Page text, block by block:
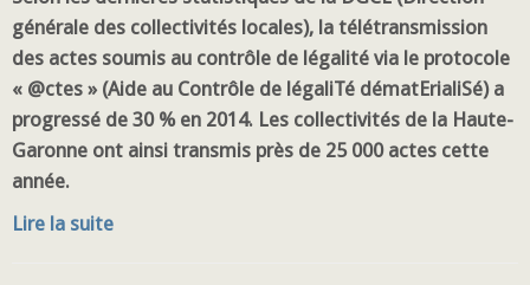
générale des collectivités locales), la télétransmission
des actes soumis au contrôle de légalité via le protocole
« @ctes » (Aide au Contrôle de légaliTé dématErialiSé) a
progressé de 30 % en 2014. Les collectivités de la Haute-
Garonne ont ainsi transmis près de 25 000 actes cette
année.
Lire la suite